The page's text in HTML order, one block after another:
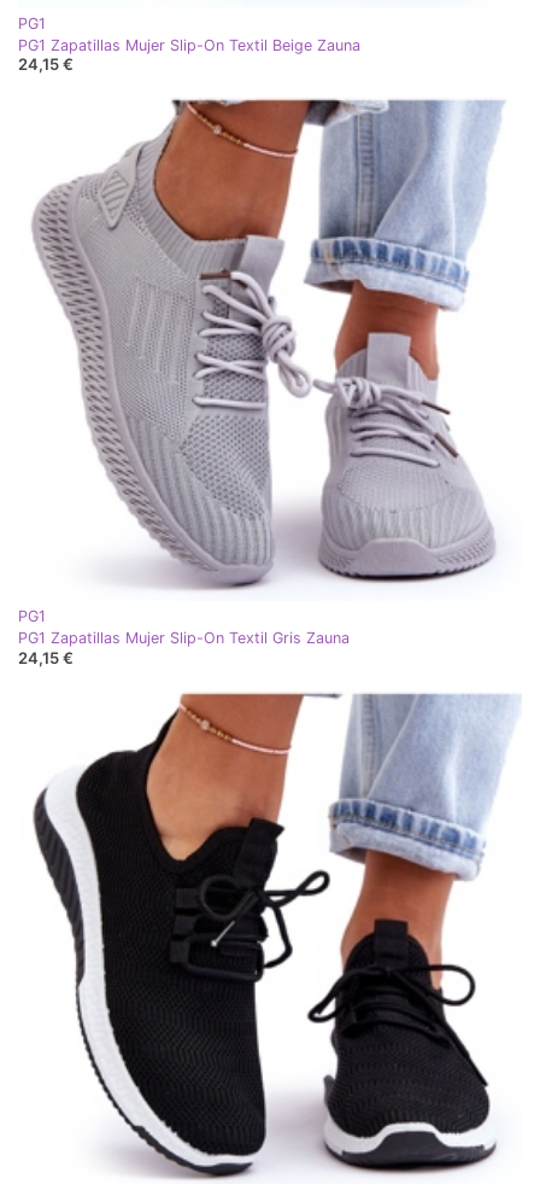
PG1
PG1 Zapatillas Mujer Slip-On Textil Beige Zauna
24,15 €
PG1
PG1 Zapatillas Mujer Slip-On Textil Gris Zauna
24,15 €